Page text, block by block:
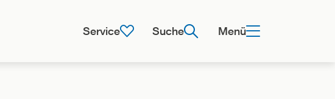
Menü
Suche
Service